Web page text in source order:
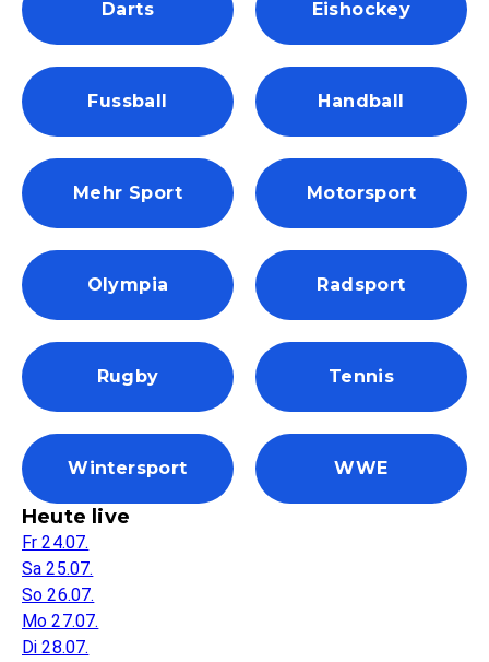
Darts Eishockey
Fussball Handball
Mehr Sport Motorsport
Olympia Radsport
Rugby Tennis
Wintersport WWE
Heute live
Fr 24.07.
Sa 25.07.
So 26.07.
Mo 27.07.
Di 28.07.